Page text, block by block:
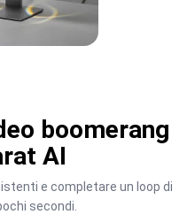
boomerang
AI
e completare un loop di
secondi.